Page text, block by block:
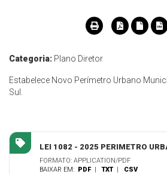
Categoria: Plano Diretor
Estabelece Novo Perímetro Urbano
Sul.
LEI 1082 - 2025 PERIMETRO
FORMATO: APPLICATION/PDF
BAIXAR EM: PDF |TXT | CSV